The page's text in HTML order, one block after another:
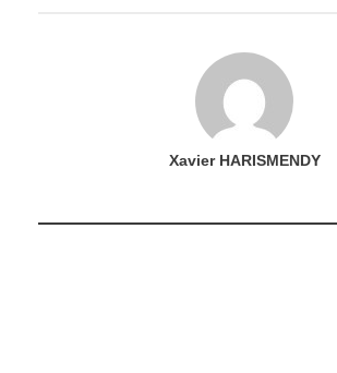
Xavier HARISMENDY